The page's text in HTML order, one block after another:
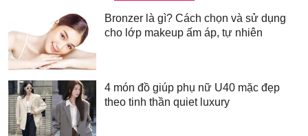
Bronzer là gì? Cách chọn và sử dụng
cho lớp makeup ấm áp, tự nhiên
4 món đồ giúp phụ nữ U40 mặc đẹp
theo tinh thần quiet luxury